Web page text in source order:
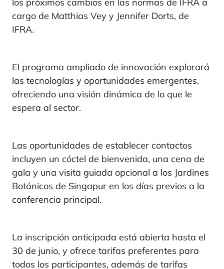
los próximos cambios en las normas de IFRA a
cargo de Matthias Vey y Jennifer Dorts, de
IFRA.
El programa ampliado de innovación explorará
las tecnologías y oportunidades emergentes,
ofreciendo una visión dinámica de lo que le
espera al sector.
Las oportunidades de establecer contactos
incluyen un cóctel de bienvenida, una cena de
gala y una visita guiada opcional a los Jardines
Botánicos de Singapur en los días previos a la
conferencia principal.
La inscripción anticipada está abierta hasta el
30 de junio, y ofrece tarifas preferentes para
todos los participantes, además de tarifas